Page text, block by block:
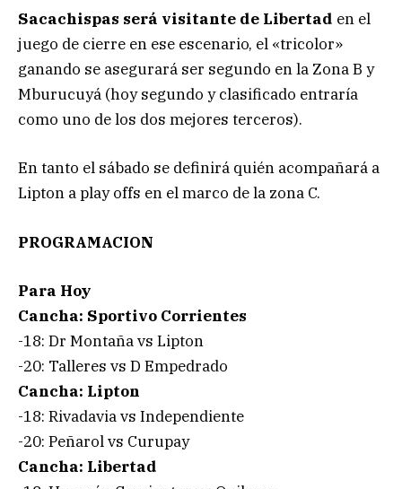
Sacachispas será visitante de Libertad en el
juego de cierre en ese escenario, el «tricolor»
ganando se asegurará ser segundo en la Zona B y
Mburucuyá (hoy segundo y clasificado entraría
como uno de los dos mejores terceros).
En tanto el sábado se definirá quién acompañará a
Lipton a play offs en el marco de la zona C.
PROGRAMACION
Para Hoy
Cancha: Sportivo Corrientes
-18: Dr Montaña vs Lipton
-20: Talleres vs D Empedrado
Cancha: Lipton
-18: Rivadavia vs Independiente
-20: Peñarol vs Curupay
Cancha: Libertad